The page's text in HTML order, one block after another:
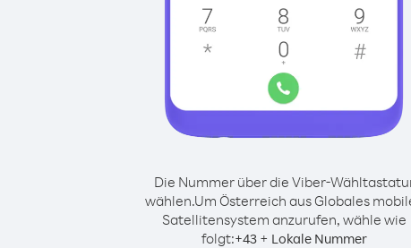
Die Nummer über die Viber-
wählen.Um Österreich aus Globales
Satellitensystem anzurufen, wähle wie
folgt:+43+ Lokale Nummer